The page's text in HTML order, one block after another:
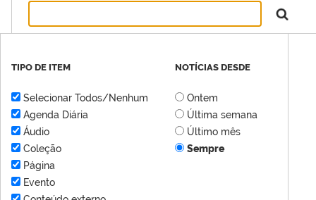
TIPO DE ITEM
Selecionar Todos/Nenhum
Agenda Diária
Áudio
Coleção
Página
Evento
NOTÍCIAS DESDE
Ontem
Última semana
Último mês
Sempre